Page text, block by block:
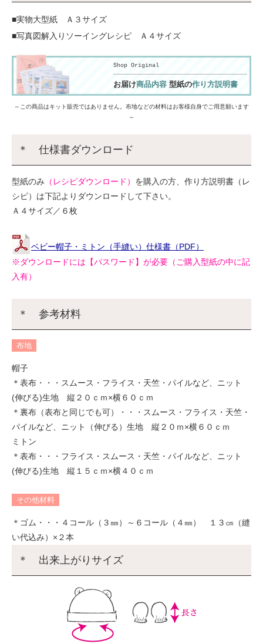
■実物大型紙 Ａ３サイズ
■写真図解入りソーイングレシピ Ａ４サイズ
Shop Original
お届け商品内容型紙の作り方説明書
～この商品はキット販売ではありません。布地などの材料はお客様自身でご用意願います
～
＊ 仕様書ダウンロード
型紙のみ （レシピダウンロード） を購入の方、作り方説明書（レ
シピ）は下記よりダウンロードして下さい。
Ａ４サイズ／６枚
ベビー帽子・ミトン（手縫い）仕様書（PDF）
※ダウンロードには【パスワード】が必要（ご購入型紙の中に記
入有）
＊ 参考材料
布地
帽子
＊表布・・・スムース・フライス・天竺・パイルなど、ニット
(伸びる)生地 縦２０ｃｍ×横６０ｃｍ
＊裏布（表布と同じでも可）・・・スムース・フライス・天竺・
パイルなど、ニット（伸びる）生地 縦２０ｍ×横６０ｃｍ
ミトン
＊表布・・・フライス・スムース・天竺・パイルなど、ニット
(伸びる)生地 縦１５ｃｍ×横４０ｃｍ
その他材料
＊ゴム・・・４コール（３㎜）～６コール（４㎜） １３㎝（縫
い代込み）×２本
＊ 出来上がりサイズ